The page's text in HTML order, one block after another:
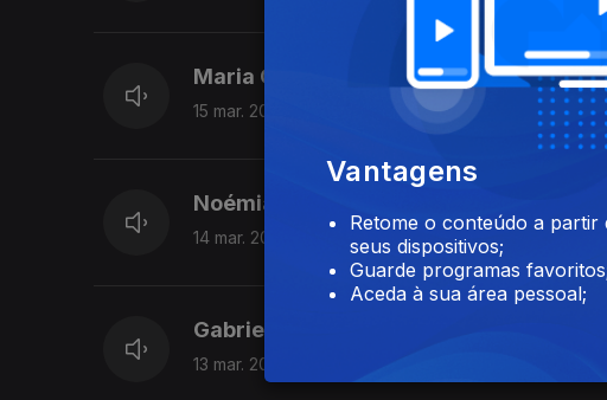
Maria Gomes da Silva
15 mar. 2019
Noémia Silverio - Psicóloga
14 mar. 2019
Gabriela Sousa - Cancro da mama
13 mar. 2019
Vantagens
Retome o conteúdo a partir
seus dispositivos;
Guarde programas
Aceda à sua área pessoal;